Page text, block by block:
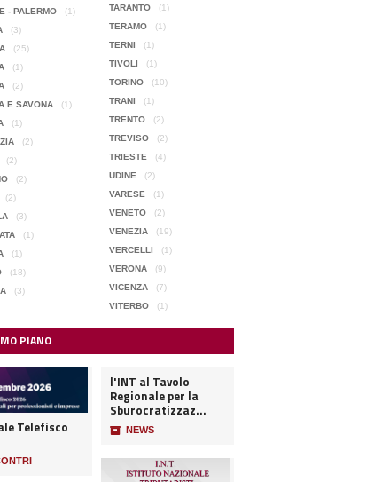
- PALERMO
(1)
(3)
(25)
(1)
(2)
E SAVONA
(1)
(1)
(2)
(2)
(2)
(2)
(3)
(1)
(1)
(18)
(3)
TARANTO
(1)
TERAMO
(1)
TERNI
(1)
TIVOLI
(1)
TORINO
(10)
TRANI
(1)
TRENTO
(2)
TREVISO
(2)
TRIESTE
(4)
UDINE
(2)
VARESE
(1)
VENETO
(2)
VENEZIA
(19)
VERCELLI
(1)
VERONA
(9)
VICENZA
(7)
VITERBO
(1)
PIANO
Telefisco
l'INT al Tavolo
Regionale per la
Sburocratizzaz...
📦 NEWS